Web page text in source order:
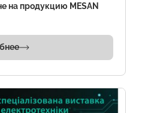
на продукцию MESAN